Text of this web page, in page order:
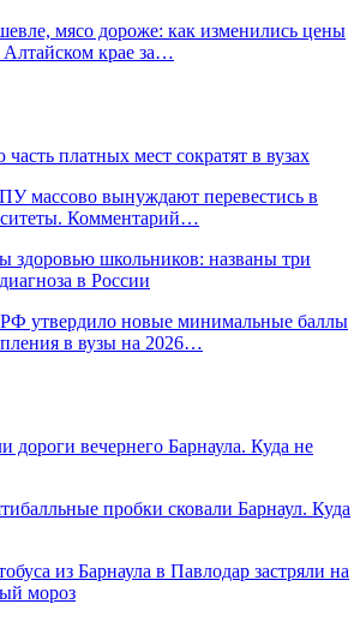
мясо дороже: как изменились цены
крае за…
платных мест сократят в вузах
массово вынуждают перевестись в
Комментарий…
здоровью школьников: названы три
в России
утвердило новые минимальные баллы
в вузы на 2026…
дороги вечернего Барнаула. Куда не
пробки сковали Барнаул. Куда
из Барнаула в Павлодар застряли на
мороз